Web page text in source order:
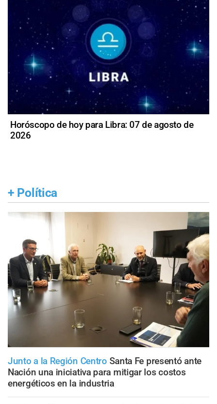
Horóscopo de hoy para Libra: 07 de agosto de
2026
+ Política
Junto a la Región Centro Santa Fe presentó ante
Nación una iniciativa para mitigar los costos
energéticos en la industria